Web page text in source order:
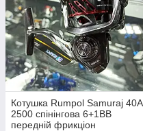
Котушка Rumpol Samuraj 40A
2500 спінінгова 6+1BB
передній фрикціон